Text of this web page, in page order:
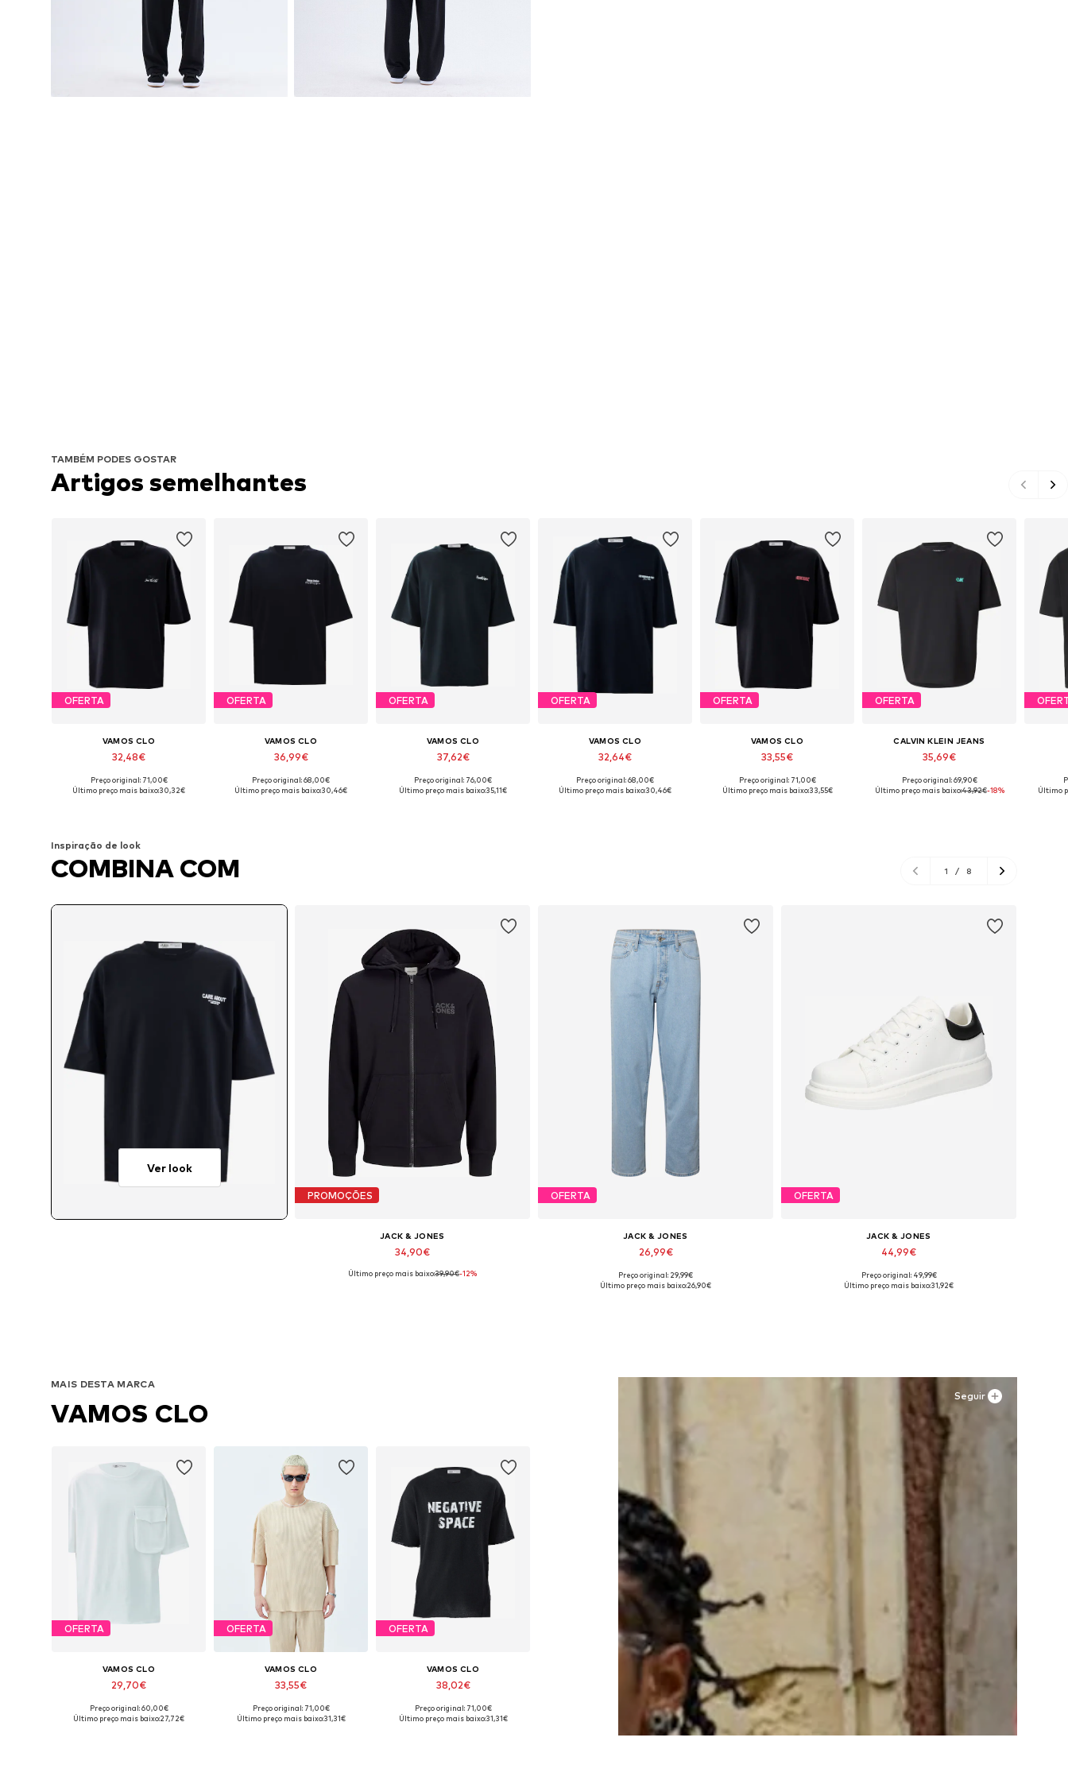
TAMBÉM PODES GOSTAR
Artigos semelhantes
OFERTA
VAMOS CLO
32,48€
Tamanhos disponíveis: S, M, L, XL
Preço original: 71,00€
Último preço mais baixo:30,32€
OFERTA
VAMOS CLO
36,99€
Tamanhos disponíveis: S, M, L, XL
Preço original: 68,00€
Último preço mais baixo:30,46€
OFERTA
VAMOS CLO
37,62€
Tamanhos disponíveis: S, M, XL
Preço original: 76,00€
Último preço mais baixo:35,11€
OFERTA
VAMOS CLO
32,64€
Tamanhos disponíveis: S, M, L, XL
Preço original: 68,00€
Último preço mais baixo:30,46€
OFERTA
VAMOS CLO
33,55€
Tamanhos disponíveis: S, M, L, XL
Preço original: 71,00€
Último preço mais baixo:33,55€
OFERTA
CALVIN KLEIN JEANS
35,69€
Tamanhos disponíveis: S, M, L, XL
Preço original: 69,90€
Último preço mais baixo:43,92€-18%
Último
Inspiração de look
COMBINA COM 1 / 8
Ver look
PROMOÇÕES
JACK & JONES
34,90€
Tamanhos disponíveis: XS, S, M, L, XL, XXL
Último preço mais baixo:39,90€-12%
OFERTA
JACK & JONES
26,99€
Disponível em vários tamanhos
Preço original: 29,99€
Último preço mais baixo:26,90€
OFERTA
JACK & JONES
44,99€
Tamanhos disponíveis: 41, 42, 43, 44, 45
Preço original: 49,99€
Último preço mais baixo:31,92€
Seguir
MAIS DESTA MARCA
VAMOS CLO
OFERTA
VAMOS CLO
29,70€
Tamanhos disponíveis: S, M, L, XL
Preço original: 60,00€
Último preço mais baixo:27,72€
OFERTA
VAMOS CLO
33,55€
Tamanhos disponíveis: S, M, L, XL
Preço original: 71,00€
Último preço mais baixo:31,31€
OFERTA
VAMOS CLO
38,02€
Preço original: 71,00€
Último preço mais baixo:31,31€